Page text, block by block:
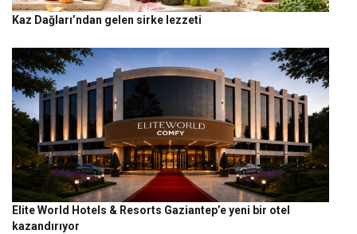
Kaz Dağları’ndan gelen sirke lezzeti
Elite World Hotels & Resorts Gaziantep’e yeni bir otel
kazandırıyor